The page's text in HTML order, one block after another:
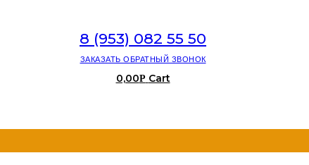
8 (953) 082 55 50
ЗАКАЗАТЬ ОБРАТНЫЙ ЗВОНОК
0,00Р Cart